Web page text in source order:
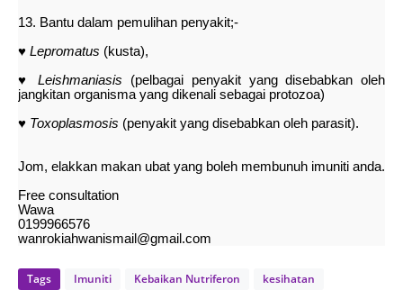
13. Bantu dalam pemulihan penyakit;-
♥ Lepromatus (kusta),
♥Leishmaniasis
(pelbagai penyakit yang disebabkan oleh
jangkitan organisma yang dikenali sebagai protozoa)
♥ Toxoplasmosis (penyakit yang disebabkan oleh parasit).
Jom, elakkan makan ubat yang boleh membunuh imuniti anda.
Free consultation
Wawa
0199966576
wanrokiahwanismail@gmail.com
Tags Imuniti Kebaikan Nutriferon
kesihatan